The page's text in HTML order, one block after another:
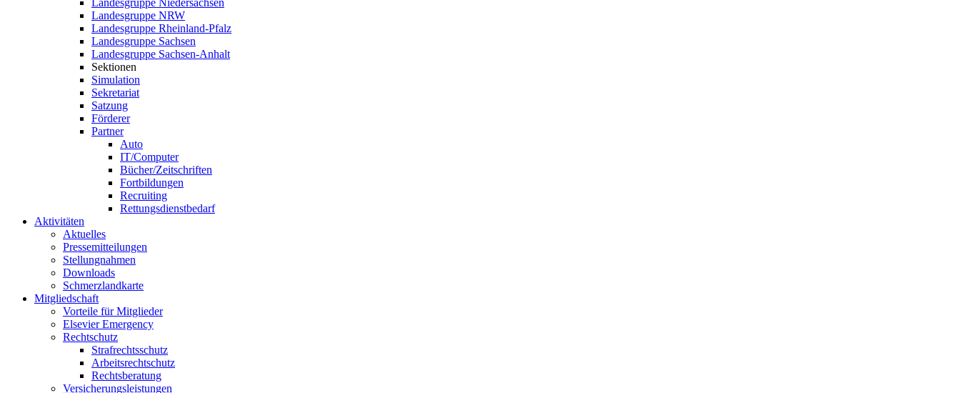
Landesgruppe Niedersachsen
Landesgruppe NRW
Landesgruppe Rheinland-Pfalz
Landesgruppe Sachsen
Landesgruppe Sachsen-Anhalt
Sektionen
Simulation
Sekretariat
Satzung
Förderer
Partner
Auto
IT/Computer
Bücher/Zeitschriften
Fortbildungen
Recruiting
Rettungsdienstbedarf
Aktivitäten
Aktuelles
Pressemitteilungen
Stellungnahmen
Downloads
Schmerzlandkarte
Mitgliedschaft
Vorteile für Mitglieder
Elsevier Emergency
Rechtschutz
Strafrechtsschutz
Arbeitsrechtschutz
Rechtsberatung
Versicherungsleistungen